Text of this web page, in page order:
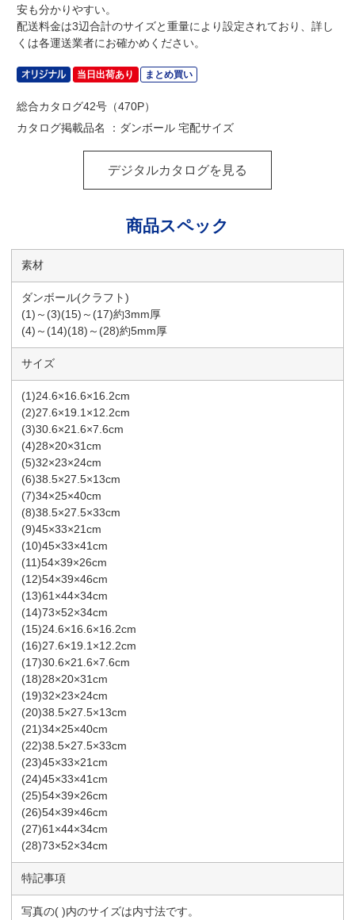
安も分かりやすい。
配送料金は3辺合計のサイズと重量により設定されており、詳し
くは各運送業者にお確かめください。
当日出荷あり まとめ買い
総合カタログ42号（470P）
カタログ掲載品名 ：ダンボール 宅配サイズ
デジタルカタログを見る
商品スペック
素材
ダンボール(クラフト)
(1)～(3)(15)～(17)約3mm厚
(4)～(14)(18)～(28)約5mm厚
サイズ
(1)24.6×16.6×16.2cm
(2)27.6×19.1×12.2cm
(3)30.6×21.6×7.6cm
(4)28×20×31cm
(5)32×23×24cm
(6)38.5×27.5×13cm
(7)34×25×40cm
(8)38.5×27.5×33cm
(9)45×33×21cm
(10)45×33×41cm
(11)54×39×26cm
(12)54×39×46cm
(13)61×44×34cm
(14)73×52×34cm
(15)24.6×16.6×16.2cm
(16)27.6×19.1×12.2cm
(17)30.6×21.6×7.6cm
(18)28×20×31cm
(19)32×23×24cm
(20)38.5×27.5×13cm
(21)34×25×40cm
(22)38.5×27.5×33cm
(23)45×33×21cm
(24)45×33×41cm
(25)54×39×26cm
(26)54×39×46cm
(27)61×44×34cm
(28)73×52×34cm
特記事項
写真の( )内のサイズは内寸法です。